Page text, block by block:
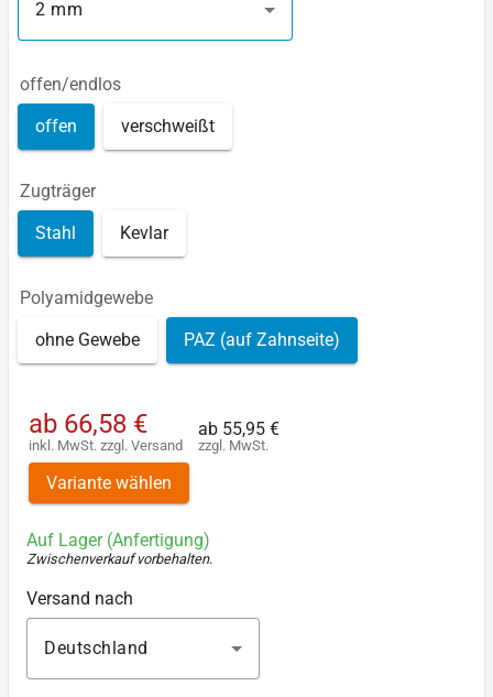
2 mm
offen/endlos
offen verschweißt
Zugträger
Stahl Kevlar
Polyamidgewebe
ohne Gewebe PAZ (auf Zahnseite)
ab 66,58 €
inkl. MwSt. zzgl. Versand
ab 55,95 €
zzgl. MwSt.
Variante wählen
Auf Lager (Anfertigung)
Zwischenverkauf vorbehalten.
Versand nach
Deutschland